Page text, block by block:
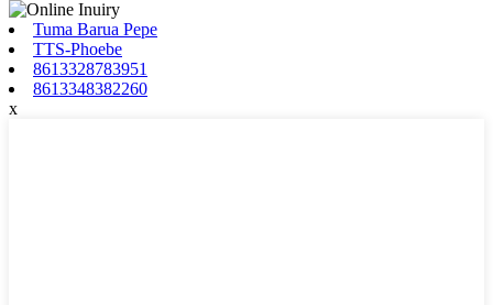
Tuma Barua Pepe
TTS-Phoebe
8613328783951
8613348382260
x